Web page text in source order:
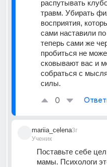
распутывать
травм. Убирать
восприятия,
сами наставили
теперь сами же
пробиться не
сковывают вас и
собраться с
силы.
0
mariia_celena
Ученик
3г
Поставьте себе
мамы. Психологи